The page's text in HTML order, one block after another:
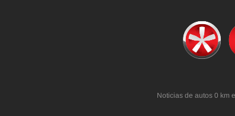
Noticias de autos 0 km